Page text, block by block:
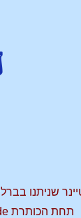
תחת הכותרת Geisteswissenschaftliche Menschenkunde ("ידע האדם במדע הרוח")